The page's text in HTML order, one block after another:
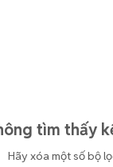
tìm thấy
Hãy xóa một số bộ